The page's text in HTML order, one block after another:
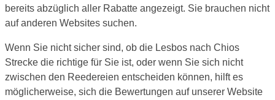
bereits abzüglich aller Rabatte angezeigt. Sie brauchen nicht
auf anderen Websites suchen.
Wenn Sie nicht sicher sind, ob die Lesbos nach Chios
Strecke die richtige für Sie ist, oder wenn Sie sich nicht
zwischen den Reedereien entscheiden können, hilft es
möglicherweise, sich die Bewertungen auf unserer Website